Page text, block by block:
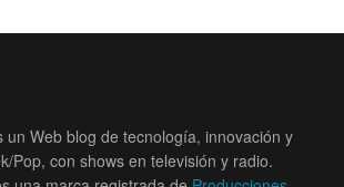
un Web blog de tecnología, innovación y
Pop, con shows en televisión y radio.